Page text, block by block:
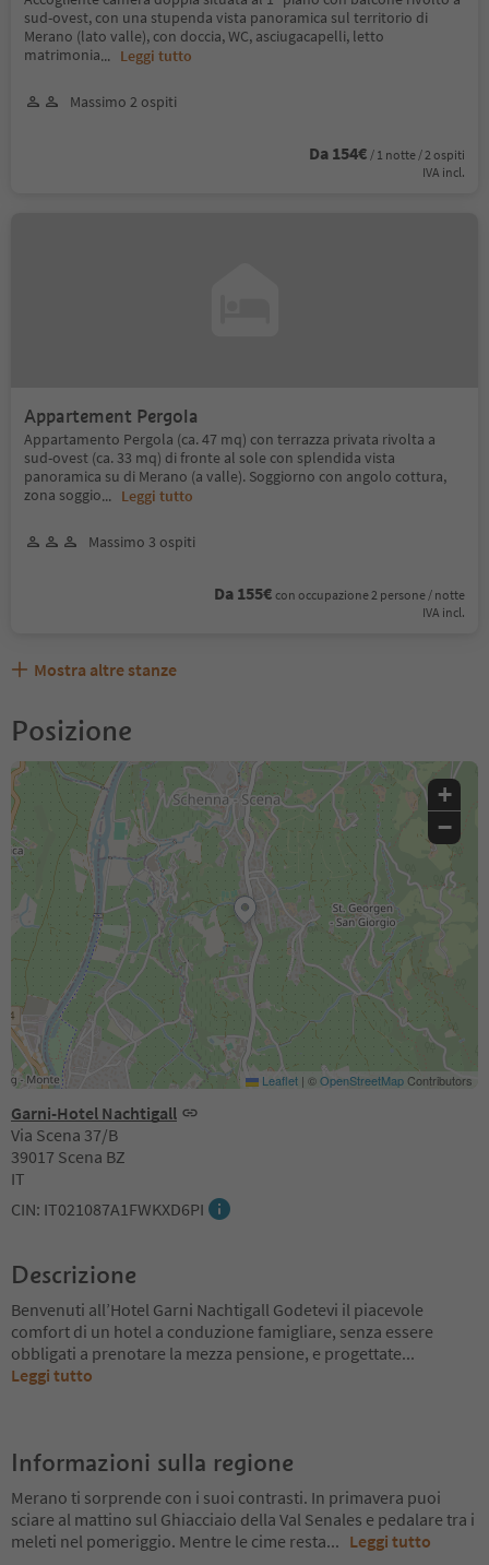
sud-ovest, con una stupenda vista panoramica sul territorio di
Merano (lato valle), con doccia, WC, asciugacapelli, letto
matrimonia... Leggi tutto
Massimo 2 ospiti
Da 154€ / 1 notte / 2 ospiti
IVA incl.
Appartement Pergola
Appartamento Pergola (ca. 47 mq) con terrazza privata rivolta a
sud-ovest (ca. 33 mq) di fronte al sole con splendida vista
panoramica su di Merano (a valle). Soggiorno con angolo cottura,
zona soggio... Leggi tutto
Massimo 3 ospiti
Da 155€ con occupazione 2 persone / notte
IVA incl.
Mostra altre stanze
Posizione
Garni-Hotel Nachtigall
Via Scena 37/B
39017 Scena BZ
IT
CIN: IT021087A1FWKXD6PI
+
−
Leaflet | ©OpenStreetMapContributors
Descrizione
Benvenuti all’Hotel Garni Nachtigall Godetevi il piacevole
comfort di un hotel a conduzione famigliare, senza essere
obbligati a prenotare la mezza pensione, e progettate...
Leggi tutto
Informazioni sulla regione
Merano ti sorprende con i suoi contrasti. In primavera puoi
sciare al mattino sul Ghiacciaio della Val Senales e pedalare tra i
meleti nel pomeriggio. Mentre le cime resta... Leggi tutto